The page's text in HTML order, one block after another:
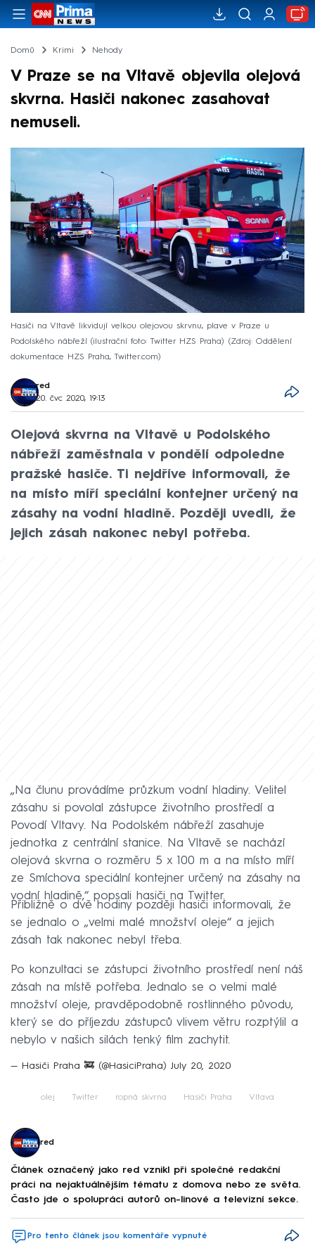
Domů Krimi Nehody
V Praze se na Vltavě objevila olejová
skvrna. Hasiči nakonec zasahovat
nemuseli.
Hasiči na Vltavě likvidují velkou olejovou skrvnu, plave v Praze u
Podolského nábřeží (ilustrační foto: Twitter HZS Praha)
Zdroj: Oddělení
dokumentace HZS Praha, Twitter.com
red
20. čvc 2020, 19:13
Olejová skvrna na Vltavě u Podolského
nábřeží zaměstnala v pondělí odpoledne
pražské hasiče. Ti nejdříve informovali, že
na místo míří speciální kontejner určený na
zásahy na vodní hladině. Později uvedli, že
jejich zásah nakonec nebyl potřeba.
„Na člunu provádíme průzkum vodní hladiny. Velitel
zásahu si povolal zástupce životního prostředí a
Povodí Vltavy. Na Podolském nábřeží zasahuje
jednotka z centrální stanice. Na Vltavě se nachází
olejová skvrna o rozměru 5 x 100 m a na místo míří
ze Smíchova speciální kontejner určený na zásahy na
vodní hladině,“ popsali hasiči na Twitter.
Přibližně o dvě hodiny později hasiči informovali, že
se jednalo o „velmi malé množství oleje“ a jejich
zásah tak nakonec nebyl třeba.
Po konzultaci se zástupci životního prostředí není náš
zásah na místě potřeba. Jednalo se o velmi malé
množství oleje, pravděpodobně rostlinného původu,
který se do příjezdu zástupců vlivem větru rozptýlil a
nebylo v našich silách tenký film zachytit.
— Hasiči Praha 🚒 (@HasiciPraha) July 20, 2020
olej Twitter ropná skvrna Hasiči Praha Vltava
red
Článek označený jako red vznikl při společné redakční
práci na nejaktuálnějším tématu z domova nebo ze světa.
Často jde o spolupráci autorů on-linové a televizní sekce.
Pro tento článek jsou komentáře vypnuté